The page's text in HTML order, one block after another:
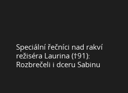
Speciální řečníci nad rakví
režiséra Laurina (†91):
Rozbrečeli i dceru Sabinu